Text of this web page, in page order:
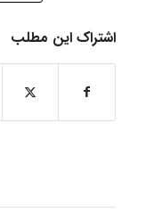
اشتراک این مطلب